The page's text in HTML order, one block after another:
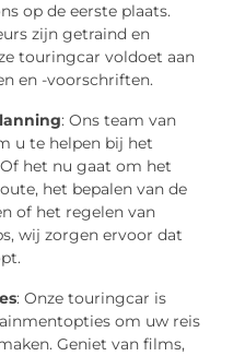
op de eerste plaats.
zijn getraind en
touringcar voldoet aan
en -voorschriften.
: Ons team van
u te helpen bij het
het nu gaat om het
het bepalen van de
of het regelen van
wij zorgen ervoor dat
: Onze touringcar is
om uw reis
Geniet van films,